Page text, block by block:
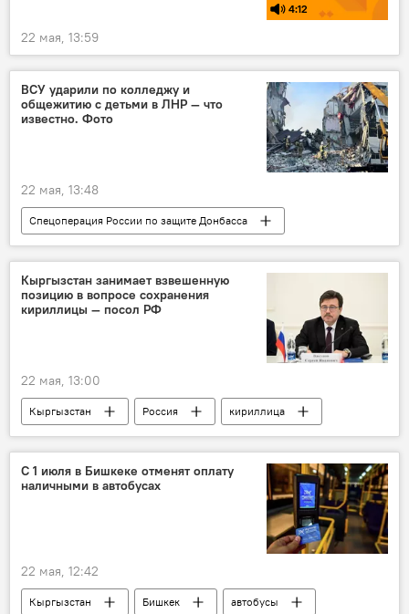
4:12
22 мая, 13:59
ВСУ ударили по колледжу и
общежитию с детьми в ЛНР — что
известно. Фото
22 мая, 13:48
Спецоперация России по защите Донбасса
Россия
ЛНР ВСУ
удар
Старобельск
Кыргызстан занимает взвешенную
позицию в вопросе сохранения
кириллицы — посол РФ
22 мая, 13:00
Кыргызстан Россия
кириллица
Сергей Вакунов
кыргызский язык
С 1 июля в Бишкеке отменят оплату
наличными в автобусах
22 мая, 12:42
Кыргызстан Бишкек
автобусы